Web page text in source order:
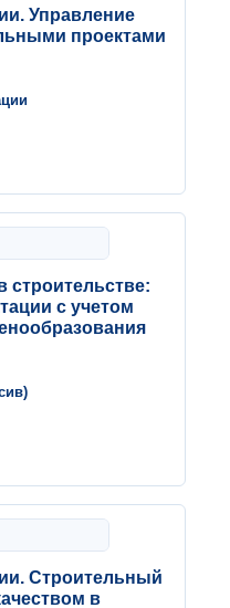
Управление
проектами
строительстве:
с учетом
Строительный
в